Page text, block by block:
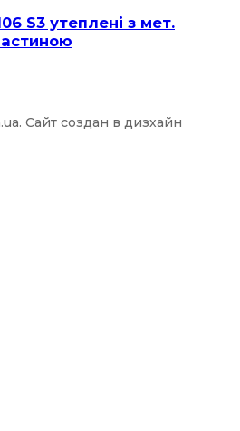
S3 утеплені з мет.
Сайт создан в дизхайн